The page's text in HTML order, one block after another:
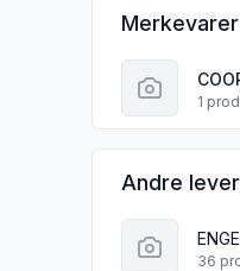
FONTANA
Merkevarer
1
Andre
36